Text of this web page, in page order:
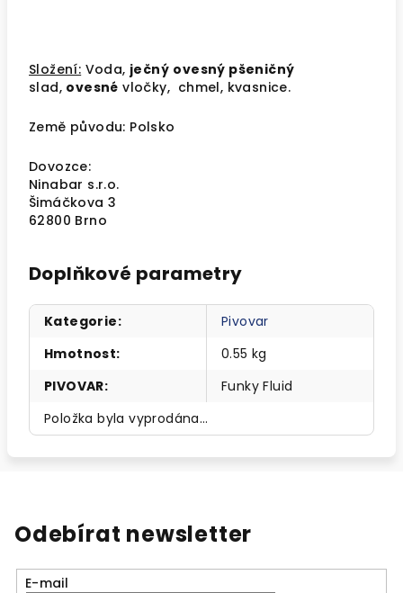
Složení: Voda, ječný ovesný pšeničný
slad, ovesné vločky, chmel, kvasnice.
Země původu: Polsko
Dovozce:
Ninabar s.r.o.
Šimáčkova 3
62800 Brno
Doplňkové parametry
Kategorie:
Pivovar
Hmotnost:
0.55 kg
PIVOVAR:
Funky Fluid
Položka byla vyprodána…
Odebírat newsletter
E-mail